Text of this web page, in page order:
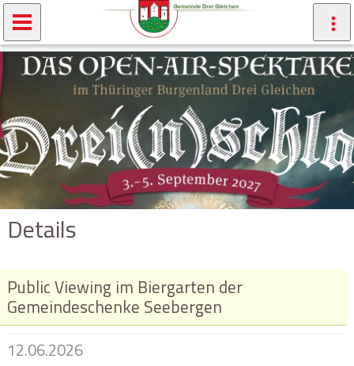
Details
Public Viewing im Biergarten der
Gemeindeschenke Seebergen
12.06.2026